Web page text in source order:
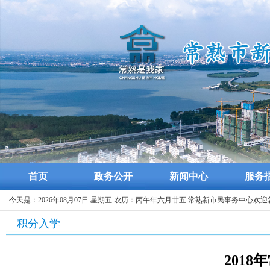
首页 政务公开 新闻中心 服务
今天是：2026年08月07日 星期五 农历：丙午年六月廿五 常熟新市民事务中心欢
积分入学
2018